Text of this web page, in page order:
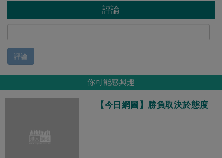
評論
評論
你可能感興趣
【今日網圖】勝負取決於態度